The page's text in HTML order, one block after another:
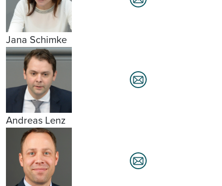
Jana Schimke
Andreas Lenz